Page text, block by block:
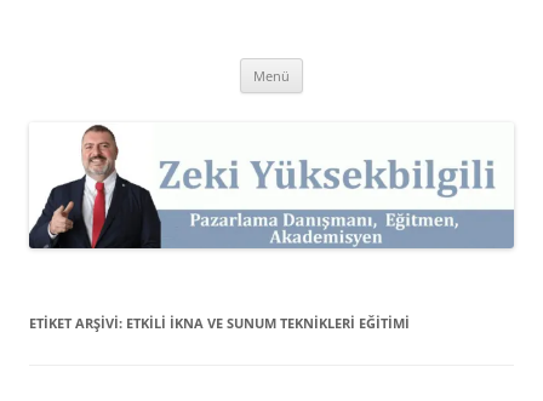
Kişisel Web Sitesi.
Menü
ETIKET ARŞIVI: ETKILI İKNA VE SUNUM TEKNIKLERI EĞITIMI